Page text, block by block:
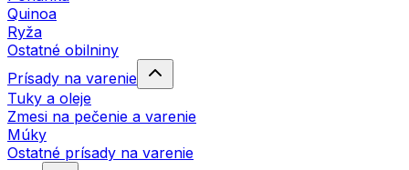
Quinoa
Ryža
Ostatné obilniny
Prísady na varenie
Tuky a oleje
Zmesi na pečenie a varenie
Múky
Ostatné prísady na varenie